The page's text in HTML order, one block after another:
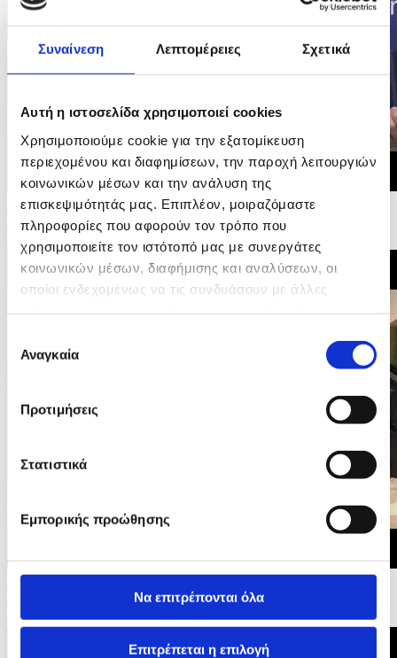
Συναίνεση Λεπτομέρειες Σχετικά
Αυτή η ιστοσελίδα χρησιμοποιεί cookies
Χρησιμοποιούμε cookie για την εξατομίκευση
περιεχομένου και διαφημίσεων, την παροχή λειτουργιών
κοινωνικών μέσων και την ανάλυση της
επισκεψιμότητάς μας. Επιπλέον, μοιραζόμαστε
πληροφορίες που αφορούν τον τρόπο που
χρησιμοποιείτε τον ιστότοπό μας με συνεργάτες
κοινωνικών μέσων, διαφήμισης και αναλύσεων, οι
οποίοι ενδεχομένως να τις συνδυάσουν με άλλες
των υπηρεσιών τους.
συγκατάθεσης
Αναγκαία
Προτιμήσεις
Στατιστικά
Εμπορικής προώθησης
Να επιτρέπονται όλα
Επιτρέπεται η επιλογή
16/06/2026 09:01
Ψηφοφορία στην Επιτροπή Ευρωκοινοβουλίου και
υπογραφή συμφωνίας δικαιώματων επιβατών...
15/06/2026 20:27
Διακυβερνητικές Διασκέψεις της ΕΕ με Μαυροβούνιο,
Ουκρανία και Μολδαβία - Οικογενειακή...